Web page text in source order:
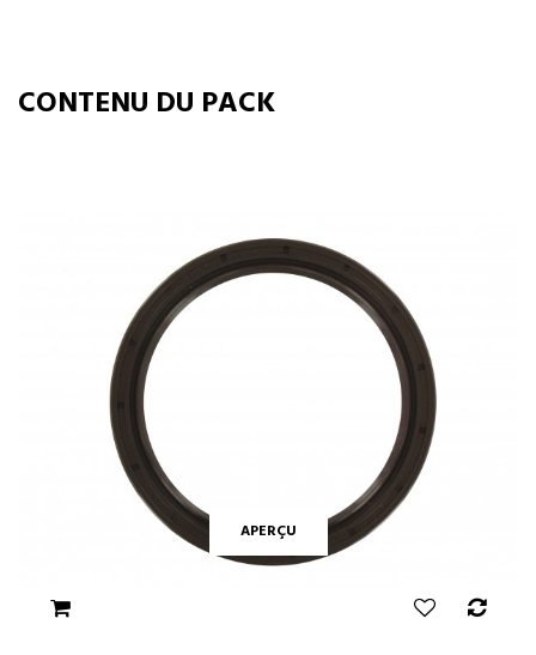
CONTENU DU PACK
APERÇU